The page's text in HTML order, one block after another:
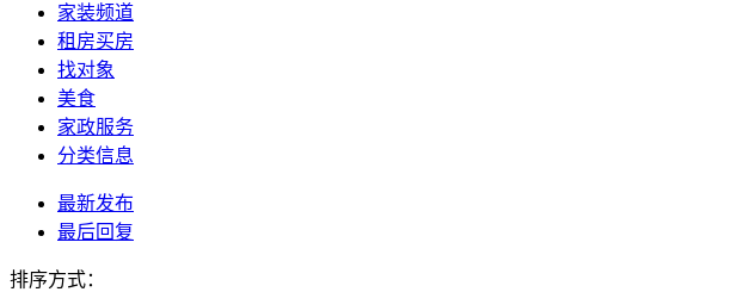
家装频道
租房买房
找对象
美食
家政服务
分类信息
最新发布
最后回复
排序方式：